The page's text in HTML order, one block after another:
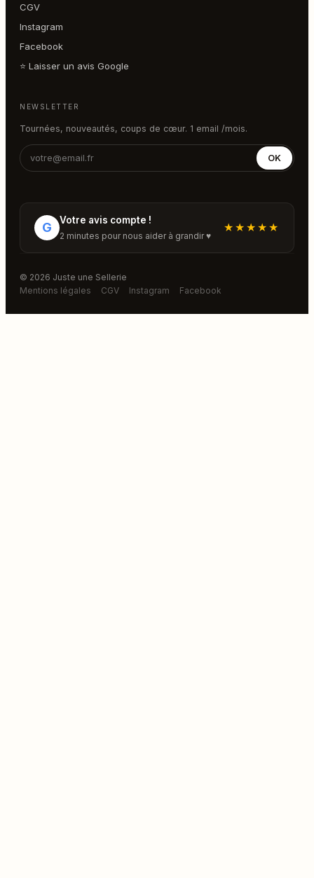
CGV
Instagram
Facebook
⭐ Laisser un avis Google
NEWSLETTER
Tournées, nouveautés, coups de cœur. 1 email /mois.
OK
G Votre avis compte !
2 minutes pour nous aider à grandir ♥
★★★★★
© 2026 Juste une Sellerie
Mentions légales
CGV Instagram Facebook